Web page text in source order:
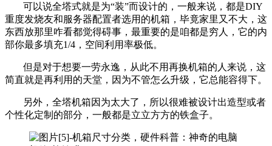
可以说全塔式就是为“装”而设计的，一般来说，都是DIY
重度发烧友和服务器配置者选用的机箱，毕竟家里又不大，这
东西放那里咋看都觉得碍事，最重要的是咱都是穷人，它的内
部你最多填充1/4，空间利用率极低。
但是对于想要一劳永逸，从此不用再换机箱的人来说，这
简直就是再利用的天堂，因为不管怎么升级，它总能容得下。
另外，全塔机箱因为太大了，所以很难被设计出造型或者
个性化定制的部分，一般都是立立方方的铁盒子。